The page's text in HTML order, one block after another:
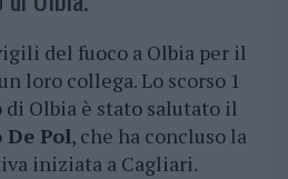
del fuoco a Olbia per il
loro collega. Lo scorso 1
Olbia è stato salutato il
De Pol, che ha concluso la
iniziata a Cagliari.